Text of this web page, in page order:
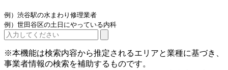
例）渋谷駅の水まわり修理業者
例）世田谷区の土日にやっている内科
※本機能は検索内容から推定されるエリアと業種に基づき、
事業者情報の検索を補助するものです。